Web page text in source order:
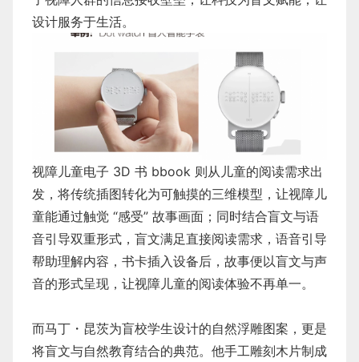
设计服务于生活。
视障儿童电子 3D 书 bbook 则从儿童的阅读需求出
发，将传统插图转化为可触摸的三维模型，让视障儿
童能通过触觉 “感受” 故事画面；同时结合盲文与语
音引导双重形式，盲文满足直接阅读需求，语音引导
帮助理解内容，书卡插入设备后，故事便以盲文与声
音的形式呈现，让视障儿童的阅读体验不再单一。
而马丁・昆茨为盲校学生设计的自然浮雕图案，更是
将盲文与自然教育结合的典范。他手工雕刻木片制成